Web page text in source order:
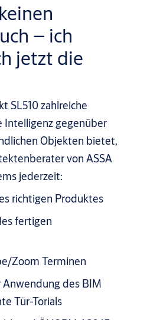
– ich
jetzt die
SL510 zahlreiche
Intelligenz gegenüber
Objekten bietet,
von ASSA
jederzeit:
richtigen Produktes
fertigen
Zoom Terminen
des BIM
Tür-Torials